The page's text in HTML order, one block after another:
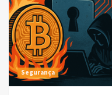
Segurança